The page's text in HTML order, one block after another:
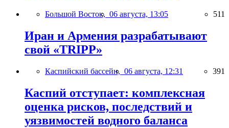
Большой Восток, 06 августа, 13:05 511
Иран и Армения разрабатывают
свой «TRIPP»
Каспийский бассейн, 06 августа, 12:31 391
Каспий отступает: комплексная
оценка рисков, последствий и
уязвимостей водного баланса